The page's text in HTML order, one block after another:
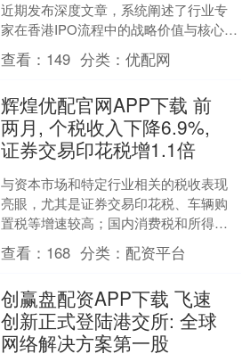
近期发布深度文章，系统阐述了行业专
家在香港IPO流程中的战略价值与核心职
能。文章由益普索全球IPO行业咨询主管
撰写....
查看： 149 分类：优配网
辉煌优配官网APP下载 前
两月, 个税收入下降6.9%,
证券交易印花税增1.1倍
与资本市场和特定行业相关的税收表现
亮眼，尤其是证券交易印花税、车辆购
置税等增速较高；国内消费税和所得税
双双负增，体现消费恢复的基础尚不牢
固 · BEGIN · ....
查看： 168 分类：配资平台
创赢盘配资APP下载 飞速
创新正式登陆港交所: 全球
网络解决方案第一股